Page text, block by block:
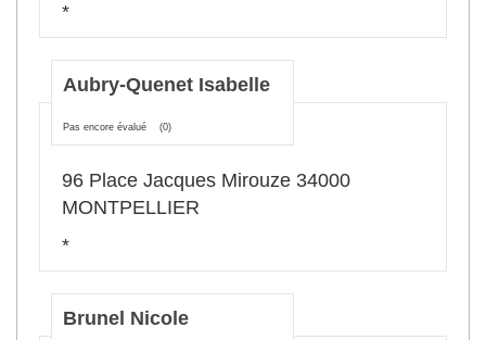
*
Aubry-Quenet Isabelle
Pas encore évalué (0)
96 Place Jacques Mirouze 34000
MONTPELLIER
*
Brunel Nicole